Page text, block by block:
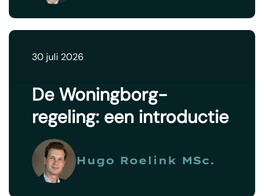
30 juli 2026
De Woningborg-
regeling: een introductie
Hugo Roelink MSc.